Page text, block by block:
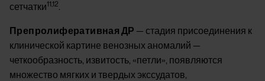
сетчатки11,12.
Препролиферативная ДР — стадия присоединения к
клинической картине венозных аномалий —
четкообразность, извитость, «петли», появляются
множество мягких и твердых экссудатов,